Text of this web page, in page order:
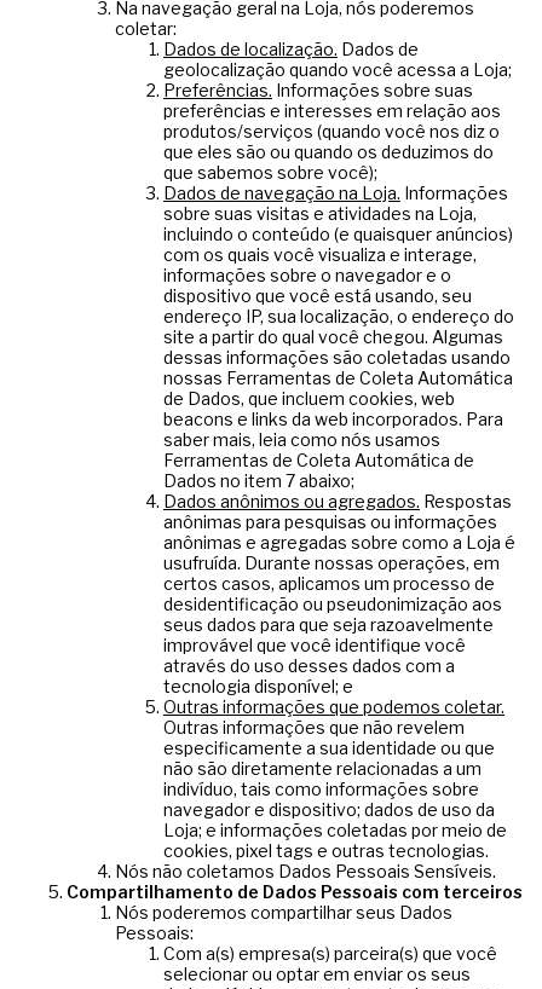
Na navegação geral na Loja, nós poderemos
coletar:
Dados de localização. Dados de
geolocalização quando você acessa a Loja;
Preferências. Informações sobre suas
preferências e interesses em relação aos
produtos/serviços (quando você nos diz o
que eles são ou quando os deduzimos do
que sabemos sobre você);
Dados de navegação na Loja. Informações
sobre suas visitas e atividades na Loja,
incluindo o conteúdo (e quaisquer anúncios)
com os quais você visualiza e interage,
informações sobre o navegador e o
dispositivo que você está usando, seu
endereço IP, sua localização, o endereço do
site a partir do qual você chegou. Algumas
dessas informações são coletadas usando
nossas Ferramentas de Coleta Automática
de Dados, que incluem cookies, web
beacons e links da web incorporados. Para
saber mais, leia como nós usamos
Ferramentas de Coleta Automática de
Dados no item 7 abaixo;
Dados anônimos ou agregados. Respostas
anônimas para pesquisas ou informações
anônimas e agregadas sobre como a Loja é
usufruída. Durante nossas operações, em
certos casos, aplicamos um processo de
desidentificação ou pseudonimização aos
seus dados para que seja razoavelmente
improvável que você identifique você
através do uso desses dados com a
tecnologia disponível; e
Outras informações que podemos coletar.
Outras informações que não revelem
especificamente a sua identidade ou que
não são diretamente relacionadas a um
indivíduo, tais como informações sobre
navegador e dispositivo; dados de uso da
Loja; e informações coletadas por meio de
cookies, pixel tags e outras tecnologias.
Nós não coletamos Dados Pessoais Sensíveis.
Compartilhamento de Dados Pessoais com terceiros
Nós poderemos compartilhar seus Dados
Pessoais:
Com a(s) empresa(s) parceira(s) que você
selecionar ou optar em enviar os seus